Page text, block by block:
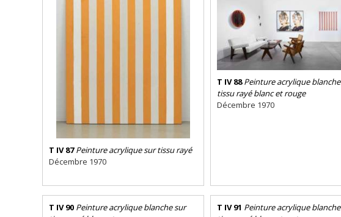
T IV 87 Peinture acrylique sur tissu rayé
Décembre 1970
T IV 88 Peinture acrylique
tissu rayé blanc et rouge
Décembre 1970
T IV 90 Peinture acrylique blanche sur
T IV 91 Peinture acrylique